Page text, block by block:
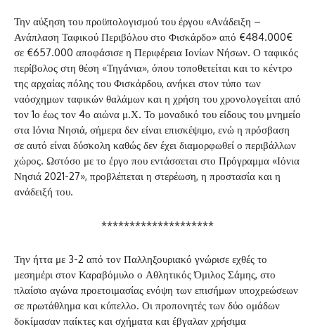
Την αύξηση του προϋπολογισμού του έργου «Ανάδειξη –
Ανάπλαση Ταφικού Περιβόλου στο Φισκάρδο» από €484.000€
σε €657.000 αποφάσισε η Περιφέρεια Ιονίων Νήσων. Ο ταφικός
περίβολος στη θέση «Τηγάνια», όπου τοποθετείται και το κέντρο
της αρχαίας πόλης του Φισκάρδου, ανήκει στον τύπο των
ναόσχημων ταφικών θαλάμων και η χρήση του χρονολογείται από
τον 1ο έως τον 4ο αιώνα μ.Χ. Το μοναδικό του είδους του μνημείο
στα Ιόνια Νησιά, σήμερα δεν είναι επισκέψιμο, ενώ η πρόσβαση
σε αυτό είναι δύσκολη καθώς δεν έχει διαμορφωθεί ο περιβάλλων
χώρος. Ωστόσο με το έργο που εντάσσεται στο Πρόγραμμα «Ιόνια
Νησιά 2021-27», προβλέπεται η στερέωση, η προστασία και η
ανάδειξή του.
********************
Την ήττα με 3-2 από τον Παλληξουριακό γνώρισε εχθές το
μεσημέρι στον Καραβόμυλο ο Αθλητικός Όμιλος Σάμης, στο
πλαίσιο αγώνα προετοιμασίας ενόψη των επισήμων υποχρεώσεων
σε πρωτάθλημα και κύπελλο. Οι προπονητές των δύο ομάδων
δοκίμασαν παίκτες και σχήματα και έβγαλαν χρήσιμα